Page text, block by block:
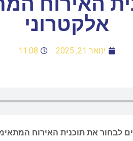
אלקטרוני
ינואר 21, 2025 11:08
לבחור את תוכנית האירוח